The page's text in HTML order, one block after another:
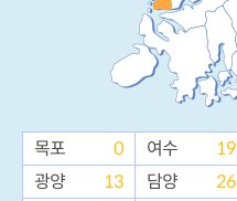
목포 0 여수 19
광양
13 담양 26